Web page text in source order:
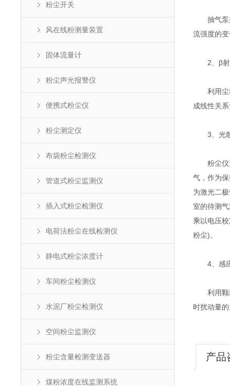
粉尘开关
风在线粉测量装置
固体流量计
粉尘声光报警仪
便携式粉尘仪
粉尘测定仪
布袋粉尘检测仪
管道式粉尘监测仪
插入式粉尘检测仪
电荷法粉尘在线检测仪
静电式粉尘浓度计
车间粉尘检测仪
水泥厂粉尘检测仪
空间粉尘监测仪
粉尘含量检测变送器
煤粉浓度在线监测系统
抽气泵抽
流强度的
2、β射
利用尘粒
成线性关
3、光
粉尘仪通
气，作为
为激光二
室的待测
乘以电压
粉尘)。
4、感
利用颗粒
时扰动量
产品